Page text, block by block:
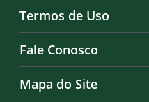
Termos de Uso
Fale Conosco
Mapa do Site